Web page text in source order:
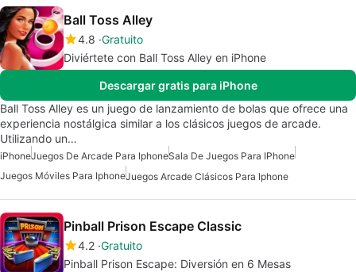
Ball Toss Alley
4.8 Gratuito
Diviértete con Ball Toss Alley en iPhone
Descargar gratis para iPhone
Ball Toss Alley es un juego de lanzamiento de bolas que ofrece una
experiencia nostálgica similar a los clásicos juegos de arcade.
Utilizando un…
iPhoneJuegos De Arcade Para IphoneSala De Juegos Para IPhone
Juegos Móviles Para IphoneJuegos Arcade Clásicos Para Iphone
Pinball Prison Escape Classic
4.2 Gratuito
Pinball Prison Escape: Diversión en 6 Mesas